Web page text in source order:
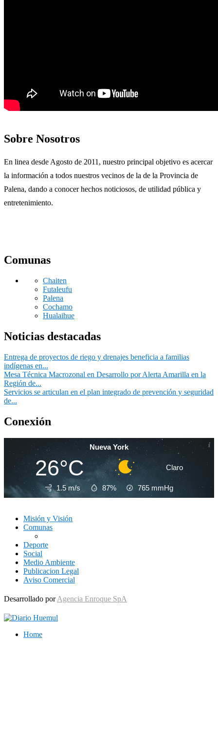
Sobre Nosotros
En linea desde Agosto de 2011, nuestro principal objetivo es acercar
la información a todos nuestros vecinos de la de la Provincia de
Palena, dando a conocer hechos noticiosos, de utilidad pública y
entretenimiento.
Comunas
Chaiten
Futaleufu
Palena
Cochamo
Hualaihue
Noticias destacadas
Entrega de proyectos de riego y drenajes beneficia a familias
indígenas en...
Mesa Técnica Macrozonal en Desarrollo por Alerta Amarilla en la
Región de...
Servicios se articulan en el plan integrado de prevención y seguridad
de...
Conexión
Nueva York
26°C Claro
1.5 m/s 87% 765 mmHg
Misión y Visión
Comunas
Deporte
Social
Medio Ambiente
Publicacion Legal
Aviso Comercial
Desarrollado por Agencia Enroque SpA
Home